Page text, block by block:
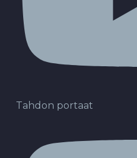
Tahdon portaat